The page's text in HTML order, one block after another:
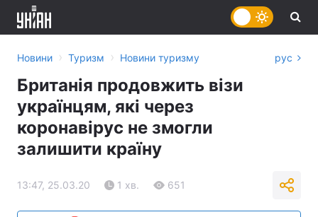
Новини › Туризм › Новини туризму рус
Британія продовжить візи
українцям, які через
коронавірус не змогли
залишити країну
13:47, 25.03.20 1 хв. 651